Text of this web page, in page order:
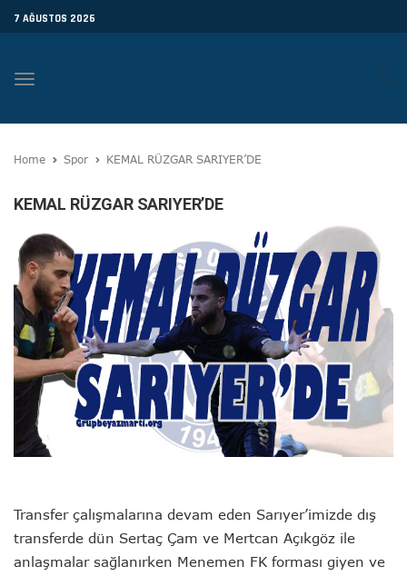
7 AĞUSTOS 2026
Toggle
Home Spor KEMAL RÜZGAR SARIYER’DE
KEMAL RÜZGAR SARIYER’DE
Transfer çalışmalarına devam eden Sarıyer’imizde dış
transferde dün Sertaç Çam ve Mertcan Açıkgöz ile
anlaşmalar sağlanırken Menemen FK forması giyen ve